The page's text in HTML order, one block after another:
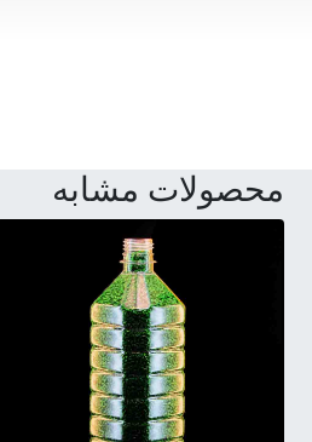
محصولات مشابه